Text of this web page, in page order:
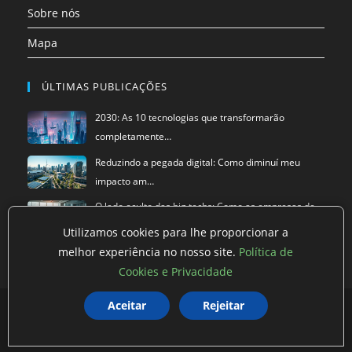
Sobre nós
Mapa
ÚLTIMAS PUBLICAÇÕES
2030: As 10 tecnologias que transformarão
completamente…
Reduzindo a pegada digital: Como diminuí meu
impacto am…
O lado oculto das big techs: Como as empresas de
Política de privacidade Termos de Uso Exclusão de Dados
Utilizamos cookies para lhe proporcionar a
melhor experiência no nosso site. Política de
Cookies e Privacidade
Aceitar Rejeitar